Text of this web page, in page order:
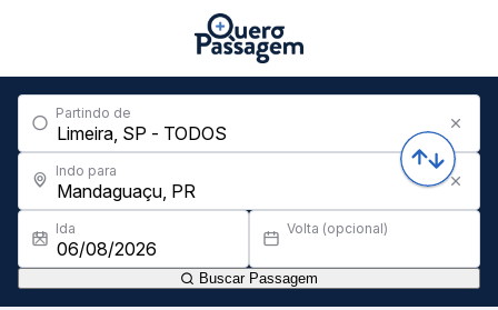
Partindo de
Indo para
Ida Volta (opcional)
Buscar Passagem